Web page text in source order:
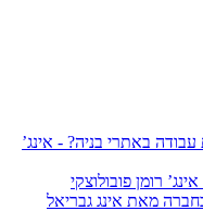
באתרי בניה? - אינג’
בחברה מאת אינג גבריאל